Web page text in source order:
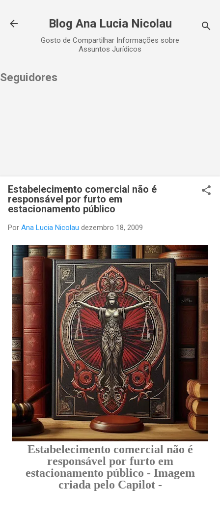
Blog Ana Lucia Nicolau
Gosto de Compartilhar Informações sobre
Assuntos Jurídicos
Seguidores
Estabelecimento comercial não é
responsável por furto em
estacionamento público
Por Ana Lucia Nicolau dezembro 18, 2009
Estabelecimento comercial não é
responsável por furto em
estacionamento público - Imagem
criada pelo Capilot -